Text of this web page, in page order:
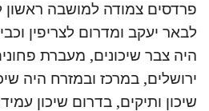
פרדסים צמודה למושבה ראשון
לבאר יעקב ומדרום לצריפין
היה צבר שיכונים, מעברת
ירושלים, במרכז ובמזרח היה
שיכון ותיקים, בדרום שיכון